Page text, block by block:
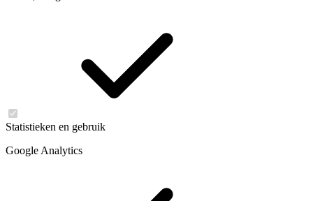
Statistieken en gebruik
Google Analytics